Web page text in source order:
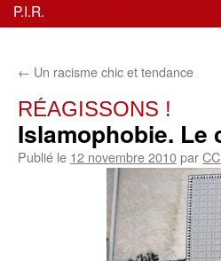
au
P.I.R.
← Un racisme chic et tendance
RÉAGISSONS !
Islamophobie. Le
Publié le 12 novembre 2010par